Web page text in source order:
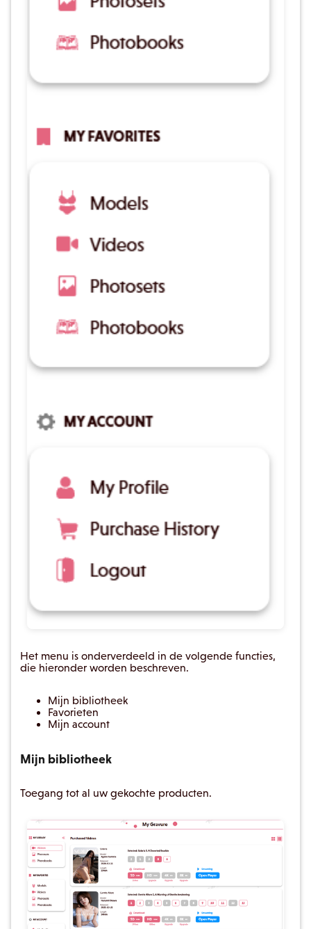
Het menu is onderverdeeld in de volgende functies,
die hieronder worden beschreven.
Mijn bibliotheek
Favorieten
Mijn account
Mijn bibliotheek
Toegang tot al uw gekochte producten.